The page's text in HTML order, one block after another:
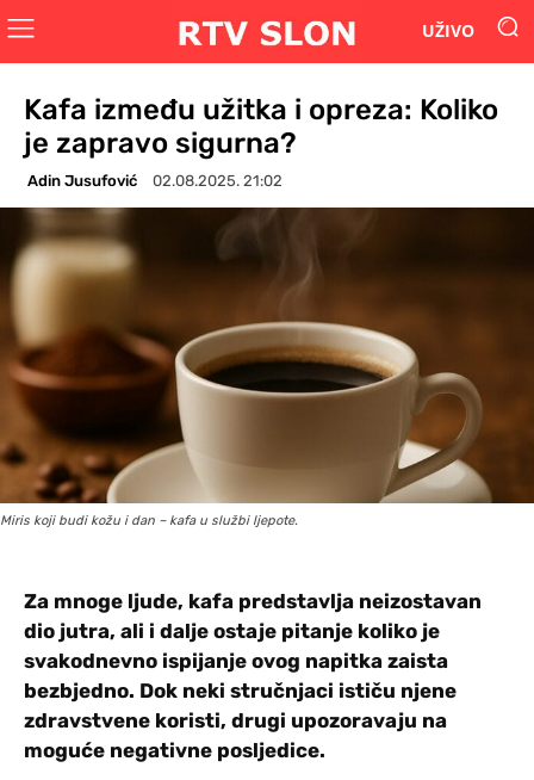
UŽIVO
Kafa između užitka i opreza: Koliko
je zapravo sigurna?
Adin Jusufović 02.08.2025. 21:02
Miris koji budi kožu i dan – kafa u službi ljepote.
Za mnoge ljude, kafa predstavlja neizostavan
dio jutra, ali i dalje ostaje pitanje koliko je
svakodnevno ispijanje ovog napitka zaista
bezbjedno. Dok neki stručnjaci ističu njene
zdravstvene koristi, drugi upozoravaju na
moguće negativne posljedice.